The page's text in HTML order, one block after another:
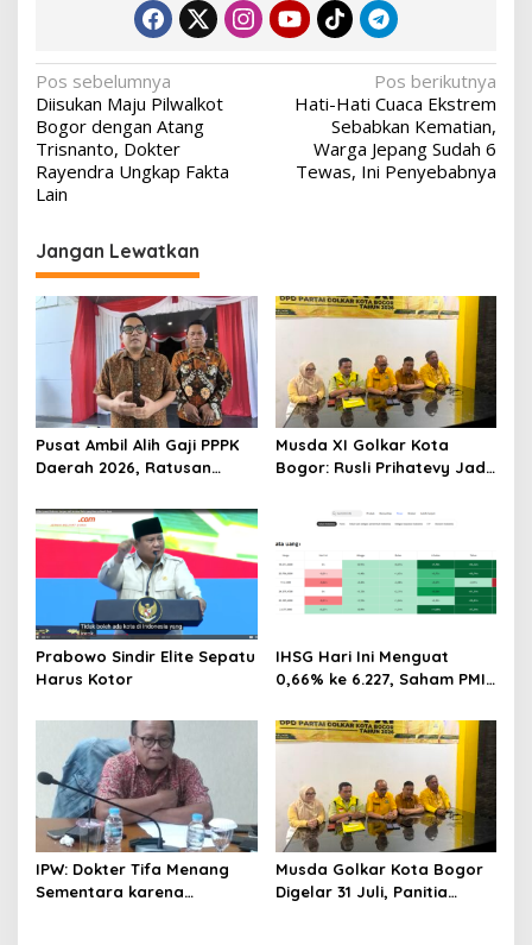
Navigasi
pos
Pos sebelumnya
Diisukan Maju Pilwalkot
Bogor dengan Atang
Trisnanto, Dokter
Rayendra Ungkap Fakta
Lain
Pos berikutnya
Hati-Hati Cuaca Ekstrem
Sebabkan Kematian,
Warga Jepang Sudah 6
Tewas, Ini Penyebabnya
Jangan Lewatkan
Pusat Ambil Alih Gaji PPPK
Daerah 2026, Ratusan
Musda XI Golkar Kota
Bogor: Rusli Prihatevy Jadi
Prabowo Sindir Elite Sepatu
Harus Kotor
IHSG Hari Ini Menguat
0,66% ke 6.227, Saham PMII,
28%! Ini Daftar Saham
Paling Cuan & Volume
IPW: Dokter Tifa Menang
Sementara karena
Musda Golkar Kota Bogor
Digelar 31 Juli, Panitia